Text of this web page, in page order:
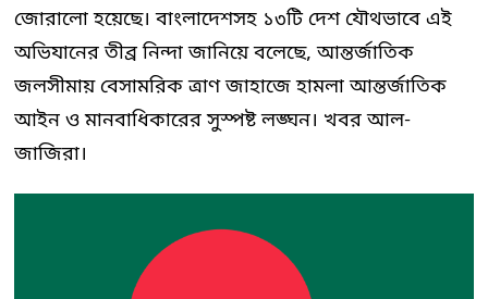
জোরালো হয়েছে। বাংলাদেশসহ ১৩টি দেশ যৌথভাবে এই
অভিযানের তীব্র নিন্দা জানিয়ে বলেছে, আন্তর্জাতিক
জলসীমায় বেসামরিক ত্রাণ জাহাজে হামলা আন্তর্জাতিক
আইন ও মানবাধিকারের সুস্পষ্ট লঙ্ঘন। খবর আল-
জাজিরা।